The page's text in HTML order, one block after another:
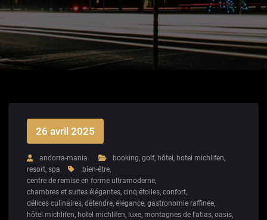
26 avril 2025
andorra-mania booking, golf, hôtel , hotel michlifen,
resort, spa bien-être,
centre de remise en forme ultramoderne,
chambres et suites élégantes, cinq étoiles, confort,
délices culinaires, détendre, élégance, gastronomie raffinée,
hôtel michlifen, hotel michlifen, luxe, montagnes de l'atlas, oasis,